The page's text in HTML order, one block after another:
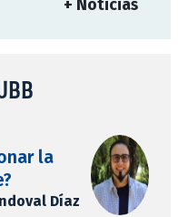
+ Noticias
la
Díaz